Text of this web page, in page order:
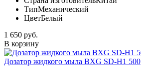
ТипМеханический
ЦветБелый
1 650 руб.
В корзину
Дозатор жидкого мыла BXG SD-H1 500